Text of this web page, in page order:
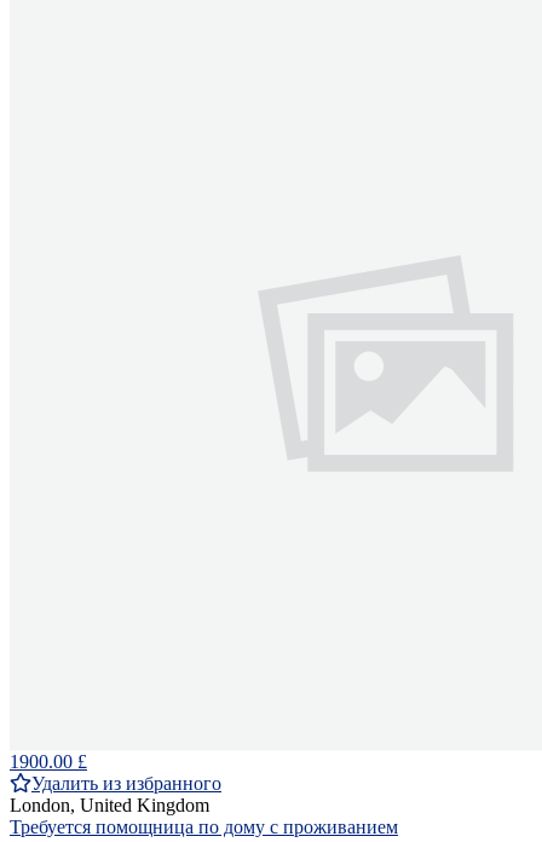
1900.00 £
Удалить из избранного
London, United Kingdom
Требуется помощница по дому с проживанием